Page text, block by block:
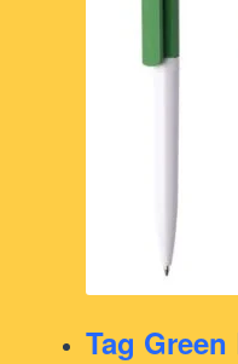
Tag Green